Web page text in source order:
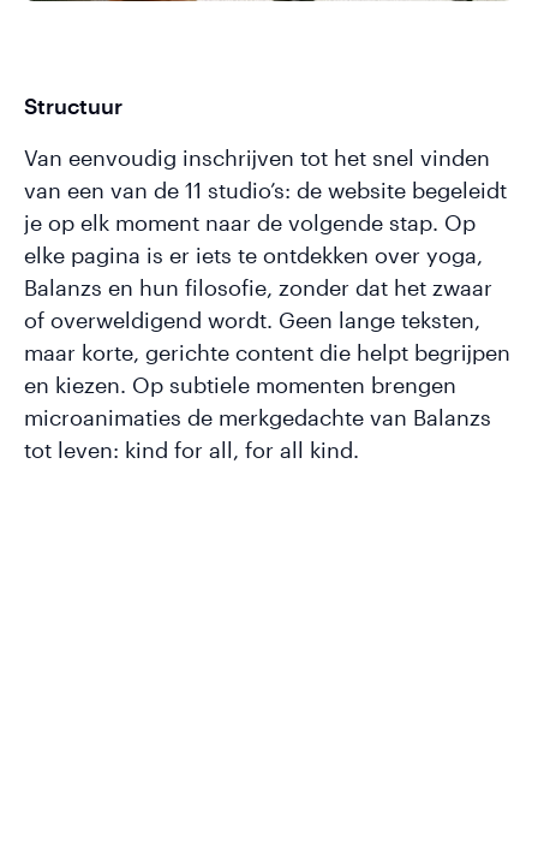
Structuur
Van eenvoudig inschrijven tot het snel vinden
van een van de 11 studio’s: de website begeleidt
je op elk moment naar de volgende stap. Op
elke pagina is er iets te ontdekken over yoga,
Balanzs en hun filosofie, zonder dat het zwaar
of overweldigend wordt. Geen lange teksten,
maar korte, gerichte content die helpt begrijpen
en kiezen. Op subtiele momenten brengen
microanimaties de merkgedachte van Balanzs
tot leven: kind for all, for all kind.